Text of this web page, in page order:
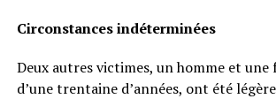
Circonstances indéterminées
Deux autres victimes, un homme et une
d’une trentaine d’années, ont été